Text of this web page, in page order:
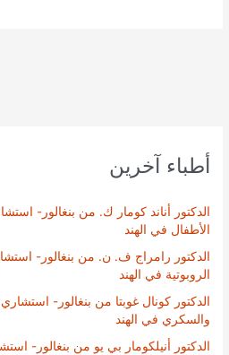
أطباء آخرين
الدكتور أناند كومار ك. من بنغالور-
الأطفال في الهند
الدكتور رامراج ف. ن. من بنغالور-
الروبوتية في الهند
الدكتور كونال غوبتا من بنغالور-
والسكري في الهند
الدكتور أنيلكومار بي يو من بنغالور-